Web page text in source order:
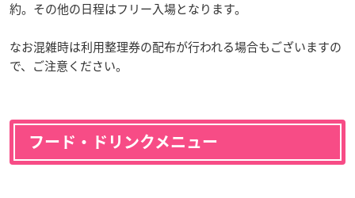
約。その他の日程はフリー入場となります。
なお混雑時は利用整理券の配布が行われる場合もございますの
で、ご注意ください。
フード・ドリンクメニュー